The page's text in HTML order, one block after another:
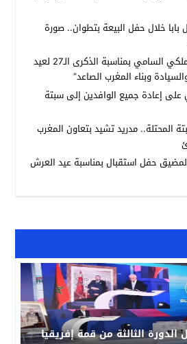
الثالثة من قمة إفريقيا
بابا خلال حفل البيعة بتطوان.. صورة
قراءة في الخطاب الملكي السامي بمناسبة الذكرى الـ27 لعيد
وبناء المغرب الصاعد”
إعادة جميع الوافدين إلى سبتة
المحتلة.. مدريد تشيد بتعاون المغرب
حفل استقبال بمناسبة عيد العرش